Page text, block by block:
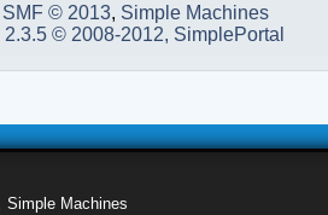
SMF © 2013, Simple Machines
© 2008-2012, SimplePortal
,Simple Machines